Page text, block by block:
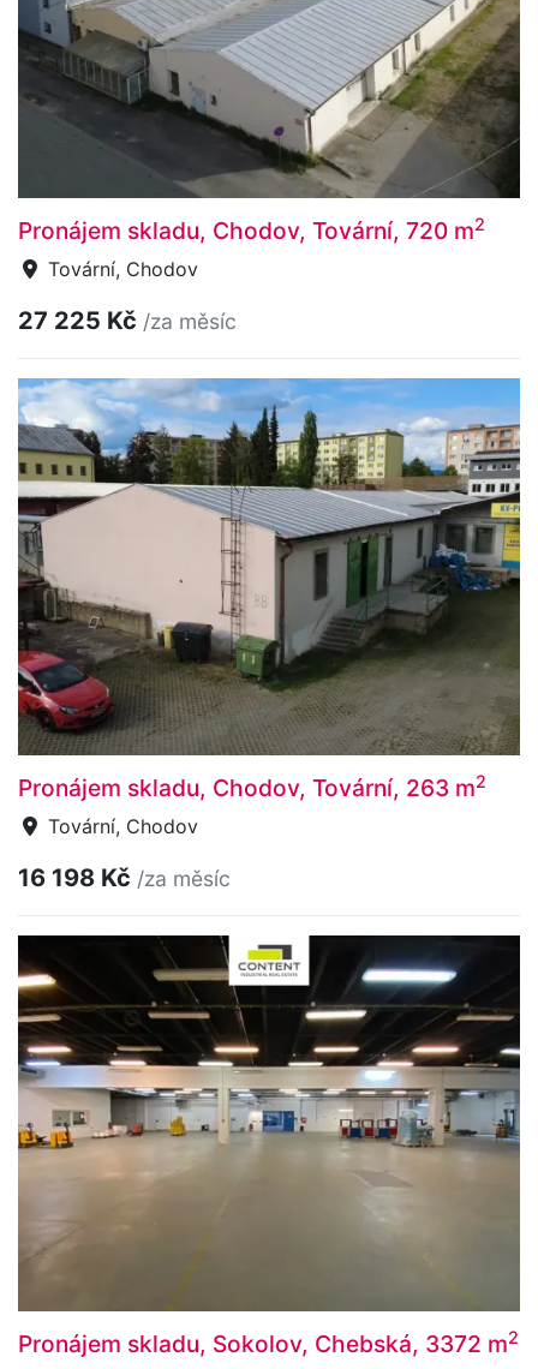
Pronájem skladu, Chodov, Tovární, 720 m2
Tovární, Chodov
27 225 Kč /za měsíc
Pronájem skladu, Chodov, Tovární, 263 m2
Tovární, Chodov
16 198 Kč /za měsíc
Pronájem skladu, Sokolov, Chebská, 3372 m2